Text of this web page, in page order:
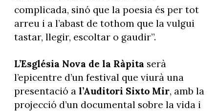
complicada, sinó que la poesia és per tot
arreu i a l’abast de tothom que la vulgui
tastar, llegir, escoltar o gaudir”.
L’Església Nova de la Ràpita serà
l’epicentre d’un festival que viurà una
presentació a l’Auditori Sixto Mir, amb la
projecció d’un documental sobre la vida i